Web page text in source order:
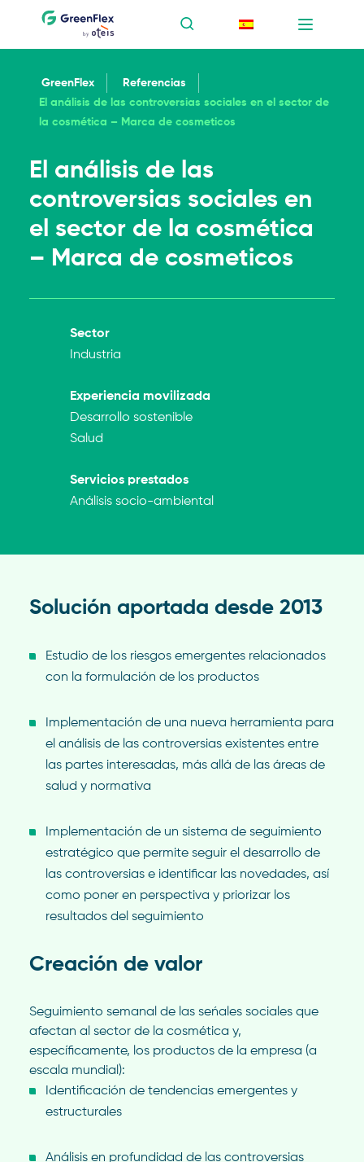
GreenFlex
Referencias
El análisis de las controversias sociales en el sector de
la cosmética – Marca de cosmeticos
El análisis de las
controversias sociales en
el sector de la cosmética
– Marca de cosmeticos
Sector
Industria
Experiencia movilizada
Desarrollo sostenible
Salud
Servicios prestados
Análisis socio-ambiental
Solución aportada desde 2013
Estudio de los riesgos emergentes relacionados
con la formulación de los productos
Implementación de una nueva herramienta para
el análisis de las controversias existentes entre
las partes interesadas, más allá de las áreas de
salud y normativa
Implementación de un sistema de seguimiento
estratégico que permite seguir el desarrollo de
las controversias e identificar las novedades, así
como poner en perspectiva y priorizar los
resultados del seguimiento
Creación de valor
Seguimiento semanal de las seńales sociales que
afectan al sector de la cosmética y,
específicamente, los productos de la empresa (a
escala mundial):
Identificación de tendencias emergentes y
estructurales
Análisis en profundidad de las controversias